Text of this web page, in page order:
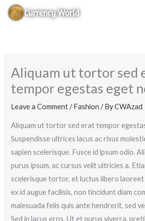
Skip
Aliquam ut tortor sed
tempor egestas eget
Leave a Comment /Fashion / ByCWAzad
Aliquam ut tortor sed erat tempor
Suspendisse ultrices lacus ac risus
sapien scelerisque. Fusce id ipsum odio.
purus ipsum, ac cursus velit ultricies a.
scelerisque tortor, et luctus libero
ex id augue facilisis, non tincidunt diam
malesuada felis quis ante hendrerit, sed
Sed in lacus eros. Ut et purus viverra,